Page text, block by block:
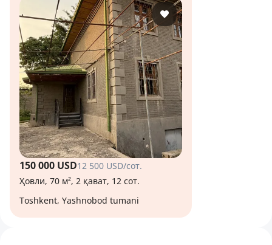
150 000 USD12 500 USD/сот.
Ҳовли, 70 м², 2 қават, 12 сот.
Toshkent, Yashnobod tumani